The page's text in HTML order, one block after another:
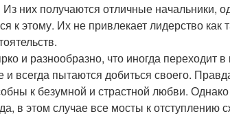
них получаются отличные начальники,
к этому. Их не привлекает лидерство
и разнообразно, что иногда переходит
всегда пытаются добиться своего.
к безумной и страстной любви.
в этом случае все мосты к отступлению